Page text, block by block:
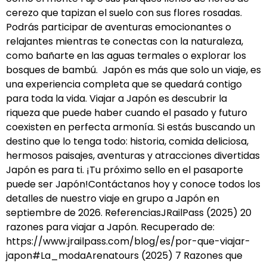
cerezo que tapizan el suelo con sus flores rosadas.
Podrás participar de aventuras emocionantes o
relajantes mientras te conectas con la naturaleza,
como bañarte en las aguas termales o explorar los
bosques de bambú. Japón es más que solo un viaje, es
una experiencia completa que se quedará contigo
para toda la vida. Viajar a Japón es descubrir la
riqueza que puede haber cuando el pasado y futuro
coexisten en perfecta armonía. Si estás buscando un
destino que lo tenga todo: historia, comida deliciosa,
hermosos paisajes, aventuras y atracciones divertidas
Japón es para ti. ¡Tu próximo sello en el pasaporte
puede ser Japón!Contáctanos hoy y conoce todos los
detalles de nuestro viaje en grupo a Japón en
septiembre de 2026. ReferenciasJRailPass (2025) 20
razones para viajar a Japón. Recuperado de:
https://www.jrailpass.com/blog/es/por-que-viajar-
japon#La_modaArenatours (2025) 7 Razones que